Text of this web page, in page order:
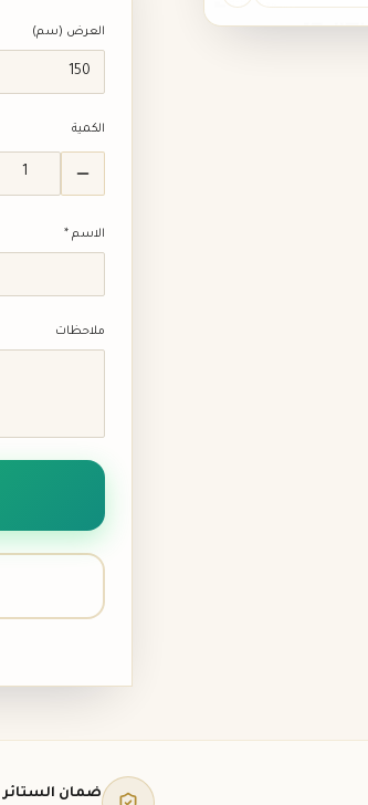
العرض (سم)
الكمية
الاسم *
ملاحظات
ضمان الستائر